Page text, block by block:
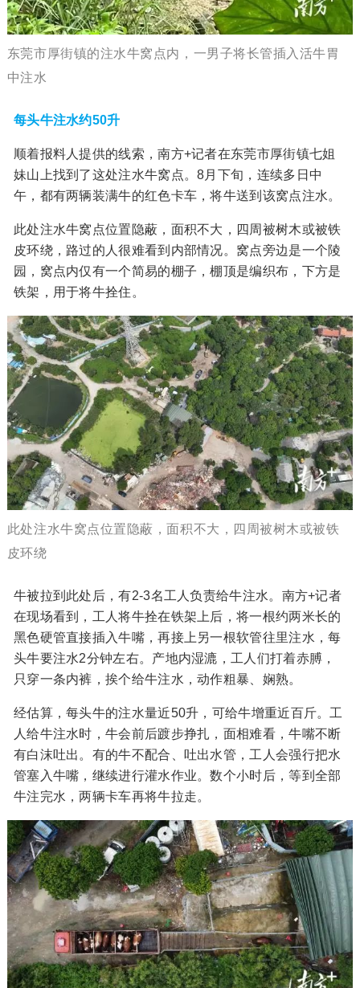
东莞市厚街镇的注水牛窝点内，一男子将长管插入活牛胃
中注水
每头牛注水约50升
顺着报料人提供的线索，南方+记者在东莞市厚街镇七姐
妹山上找到了这处注水牛窝点。8月下旬，连续多日中
午，都有两辆装满牛的红色卡车，将牛送到该窝点注水。
此处注水牛窝点位置隐蔽，面积不大，四周被树木或被铁
皮环绕，路过的人很难看到内部情况。窝点旁边是一个陵
园，窝点内仅有一个简易的棚子，棚顶是编织布，下方是
铁架，用于将牛拴住。
此处注水牛窝点位置隐蔽，面积不大，四周被树木或被铁
皮环绕
牛被拉到此处后，有2-3名工人负责给牛注水。南方+记者
在现场看到，工人将牛拴在铁架上后，将一根约两米长的
黑色硬管直接插入牛嘴，再接上另一根软管往里注水，每
头牛要注水2分钟左右。产地内湿漉，工人们打着赤膊，
只穿一条内裤，挨个给牛注水，动作粗暴、娴熟。
经估算，每头牛的注水量近50升，可给牛增重近百斤。工
人给牛注水时，牛会前后踱步挣扎，面相难看，牛嘴不断
有白沫吐出。有的牛不配合、吐出水管，工人会强行把水
管塞入牛嘴，继续进行灌水作业。数个小时后，等到全部
牛注完水，两辆卡车再将牛拉走。